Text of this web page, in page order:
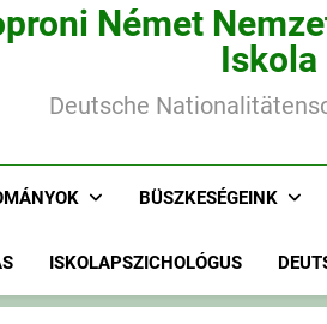
Német
Iskola
Deutsche
BÜSZKESÉGEINK
ISKOLAPSZICHOLÓGUS